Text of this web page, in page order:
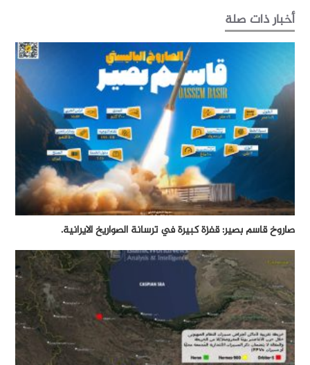
أخبار ذات صلة
صاروخ قاسم بصير: قفزة كبيرة في ترسانة الصواريخ الايرانية.